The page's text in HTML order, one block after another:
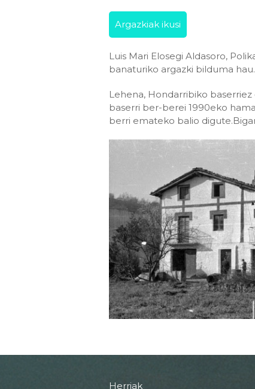
Argazkiak ikusi
Luis Mari Elosegi Aldasoro,
banaturiko argazki bilduma hau.
Lehena, Hondarribiko
baserri ber-berei 1990eko
berri emateko balio
Herriak